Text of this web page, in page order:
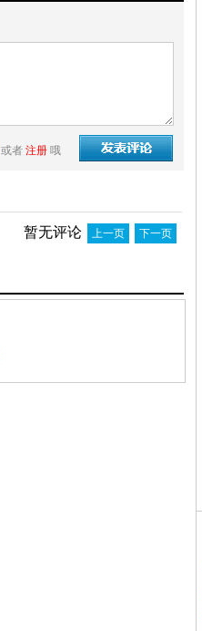
或者 注册 哦
暂无评论 上一页 下一页